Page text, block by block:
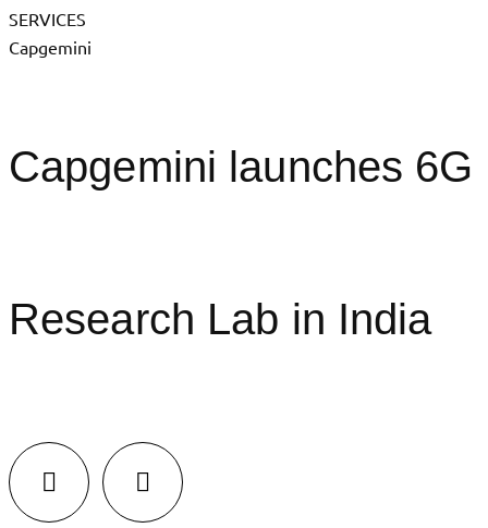
SERVICES
Capgemini
Capgemini launches 6G
Research Lab in India